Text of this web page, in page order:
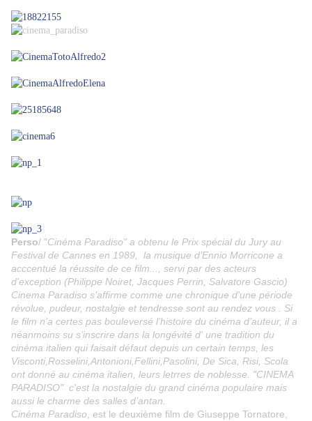
Perso/ "Cinéma Paradiso" a obtenu le Prix spécial du Jury au
Festival de Cannes en 1989, la musique d’Ennio Morricone a
acccentué la réussite de ce film..., servi par des acteurs
d'exception (Philippe Noiret, Jacques Perrin, Salvatore Gascio)
Cinema Paradiso s’affirme comme une chronique d'une période
révolue, pudeur, nostalgie et tendresse sont au rendez vous . Si
le film n’a certes pas bouleversé l’histoire du cinéma d’auteur, il a
néanmoins su s’inscrire dans la longévité d' une tradition du
cinéma italien qui faisait défaut depuis un certain temps, les
Visconti,Rosselini,Antonioni, Fellini,Pasolini, De Sica, Risi, Scola
ont donné au cinéma italien, leurs letrres de noblesse. "CINEMA
PARADISO" c'est la nostalgie du grand cinéma populaire mais
aussi le charme des salles d’antan.
Cinéma Paradiso , est le deuxième film de Giuseppe Tornatore,